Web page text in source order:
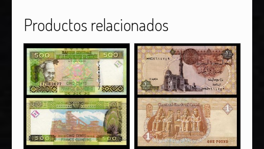
Productos relacionados